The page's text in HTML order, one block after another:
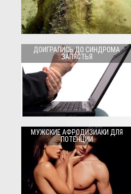
ДОИГРАЛИСЬ ДО СИНДРОМА
ЗАПЯСТЬЯ
МУЖСКИЕ АФРОДИЗИАКИ ДЛЯ
ПОТЕНЦИИ